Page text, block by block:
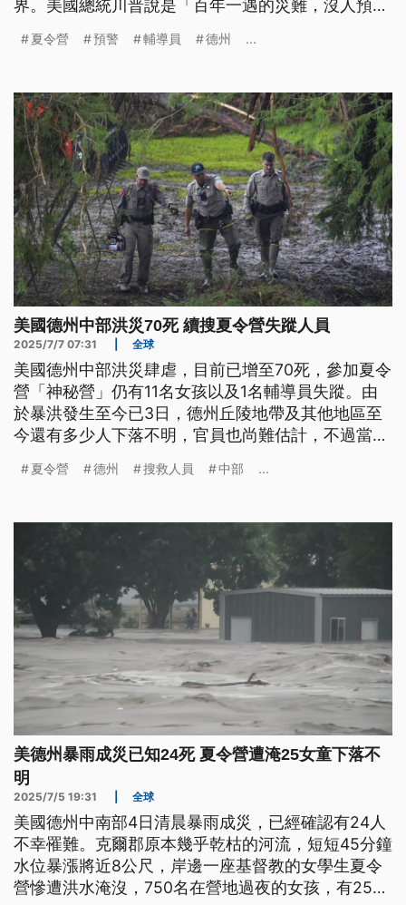
界。美國總統川普說是「百年一遇的災難，沒人預料
援體系，全都亂了套。外界質疑政府削減緊急應變與
夏令營 預警 輔導員 德州 ...
美國德州中部洪災70死 續搜夏令營失蹤人員
2025/7/7 07:31 全球
美國德州中部洪災肆虐，目前已增至70死，參加夏令
營「神秘營」仍有11名女孩以及1名輔導員失蹤。由
於暴洪發生至今已3日，德州丘陵地帶及其他地區至
今還有多少人下落不明，官員也尚難估計，不過當局
夏令營 德州 搜救人員 中部 ...
美德州暴雨成災已知24死 夏令營遭淹25女童下落不
明
2025/7/5 19:31 全球
美國德州中南部4日清晨暴雨成災，已經確認有24人
不幸罹難。克爾郡原本幾乎乾枯的河流，短短45分鐘
水位暴漲將近8公尺，岸邊一座基督教的女學生夏令
營慘遭洪水淹沒，750名在營地過夜的女孩，有25人